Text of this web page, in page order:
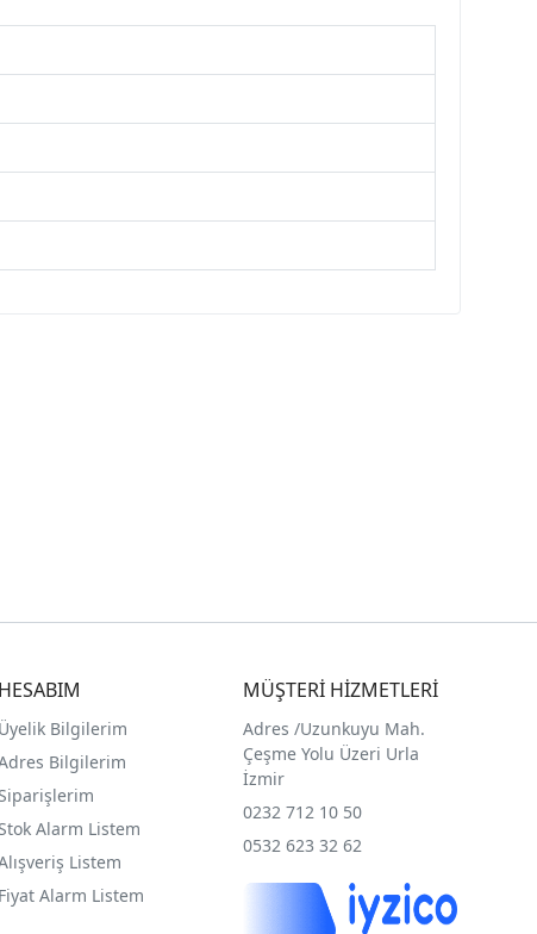
HESABIM
Üyelik Bilgilerim
Bilgilerim
Alarm Listem
Listem
Fiyat Alarm Listem
MÜŞTERİ HİZMETLERİ
Adres /Uzunkuyu Mah.
Çeşme Yolu Üzeri Urla
İzmir
0232 712 10 50
0532 623 32 62